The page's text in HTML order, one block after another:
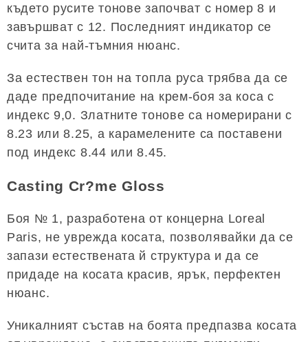
където русите тонове започват с номер 8 и
завършват с 12. Последният индикатор се
счита за най-тъмния нюанс.
За естествен тон на топла руса трябва да се
даде предпочитание на крем-боя за коса с
индекс 9,0. Златните тонове са номерирани с
8.23 ​​​​или 8.25, а карамелените са поставени
под индекс 8.44 или 8.45.
Casting Cr?me Gloss
Боя № 1, разработена от концерна Loreal
Paris, не уврежда косата, позволявайки да се
запази естествената й структура и да се
придаде на косата красив, ярък, перфектен
нюанс.
Уникалният състав на боята предпазва косата